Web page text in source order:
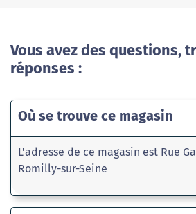
Vous avez des questions,
réponses :
Où se trouve ce magasin
L'adresse de ce magasin est Rue
Romilly-sur-Seine